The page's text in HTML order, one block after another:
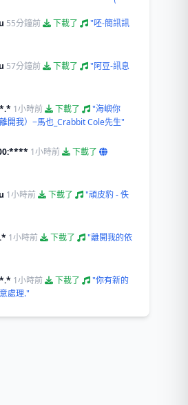
55分鐘前 下載了
"呸-簡訊訊
57分鐘前 下載了
"阿豆-訊息
1小時前 下載了
"海嶼你
離開我）−馬也_Crabbit Cole先生"
1小時前
下載了
1小時前 下載了
"頑皮豹 - 佚
1小時前 下載了
"離開我的依
1小時前 下載了
"你有新的
處理."